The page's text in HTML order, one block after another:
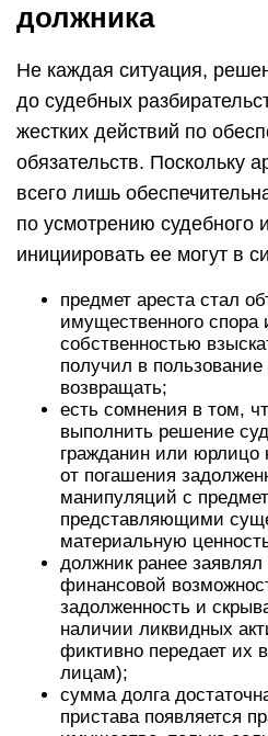
должника
Не каждая ситуация,
до судебных
жестких действий по
обязательств. Поскольку
всего лишь
по усмотрению судебного
инициировать ее могут в
предмет ареста стал
имущественного спора
собственностью
получил в пользование
возвращать;
есть сомнения в том,
выполнить решение
гражданин или юрлицо
от погашения
манипуляций с
представляющими
материальную
должник ранее заявлял
финансовой
задолженность и
наличии ликвидных
фиктивно передает их
лицам);
сумма долга
пристава появляется